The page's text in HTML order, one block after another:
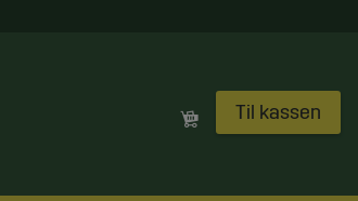
Til kassen